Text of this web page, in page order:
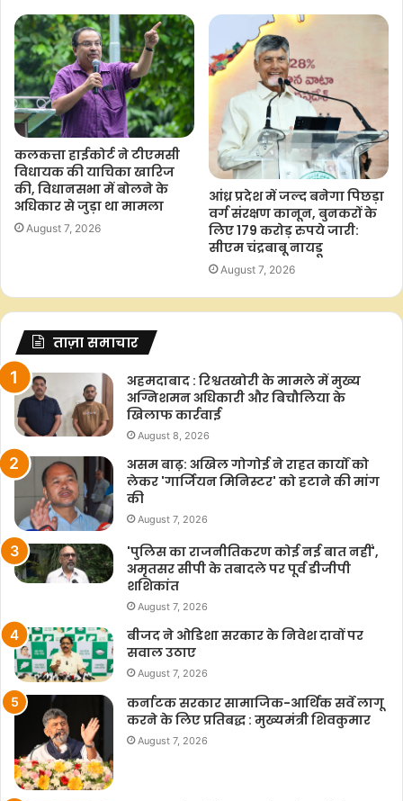
कलकत्ता हाईकोर्ट ने टीएमसी
विधायक की याचिका खारिज
की, विधानसभा में बोलने के
अधिकार से जुड़ा था मामला
August 7, 2026
आंध्र प्रदेश में जल्द बनेगा पिछड़ा
वर्ग संरक्षण कानून, बुनकरों के
लिए 179 करोड़ रुपये जारी:
सीएम चंद्रबाबू नायडू
August 7, 2026
ताज़ा समाचार
अहमदाबाद : रिश्वतखोरी के मामले में मुख्य
अग्निशमन अधिकारी और बिचौलिया के
खिलाफ कार्रवाई
August 8, 2026
असम बाढ़: अखिल गोगोई ने राहत कार्यों को
लेकर 'गार्जियन मिनिस्टर' को हटाने की मांग
की
August 7, 2026
'पुलिस का राजनीतिकरण कोई नई बात नहीं',
अमृतसर सीपी के तबादले पर पूर्व डीजीपी
शशिकांत
August 7, 2026
बीजद ने ओडिशा सरकार के निवेश दावों पर
सवाल उठाए
August 7, 2026
कर्नाटक सरकार सामाजिक-आर्थिक सर्वे लागू
करने के लिए प्रतिबद्ध : मुख्यमंत्री शिवकुमार
August 7, 2026